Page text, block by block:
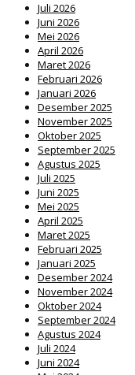
Juli 2026
Juni 2026
Mei 2026
April 2026
Maret 2026
Februari 2026
Januari 2026
Desember 2025
November 2025
Oktober 2025
September 2025
Agustus 2025
Juli 2025
Juni 2025
Mei 2025
April 2025
Maret 2025
Februari 2025
Januari 2025
Desember 2024
November 2024
Oktober 2024
September 2024
Agustus 2024
Juli 2024
Juni 2024